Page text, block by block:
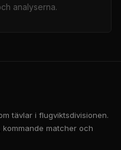
analyserna.
tävlar i flugviktsdivisionen.
matcher och